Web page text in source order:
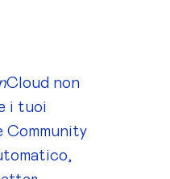
Cloud non
i tuoi